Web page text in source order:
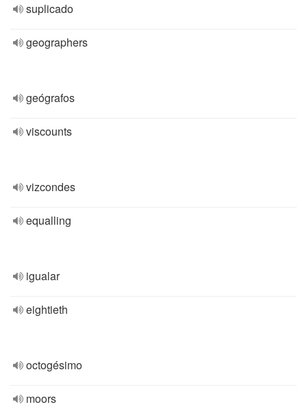
suplicado
geographers
geógrafos
viscounts
vizcondes
equalling
igualar
eightieth
octogésimo
moors